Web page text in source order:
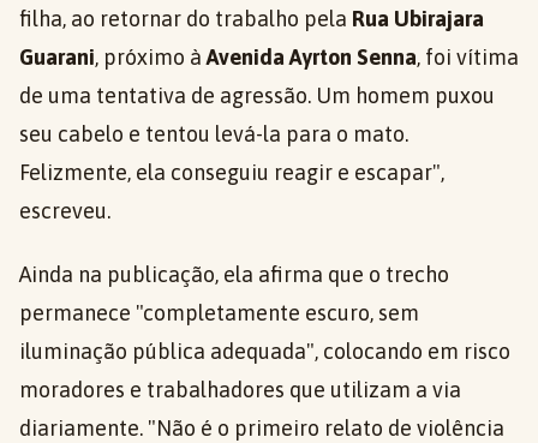
filha, ao retornar do trabalho pela Rua Ubirajara
Guarani, próximo àAvenida Ayrton Senna, foi vítima
de uma tentativa de agressão. Um homem puxou
seu cabelo e tentou levá-la para o mato.
Felizmente, ela conseguiu reagir e escapar",
escreveu.
Ainda na publicação, ela afirma que o trecho
permanece "completamente escuro, sem
iluminação pública adequada", colocando em risco
moradores e trabalhadores que utilizam a via
diariamente. "Não é o primeiro relato de violência